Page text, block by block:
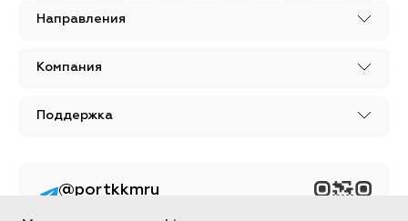
Направления
Компания
Поддержка
@portkkmru